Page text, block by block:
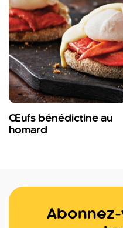
Œufs bénédictine au
homard